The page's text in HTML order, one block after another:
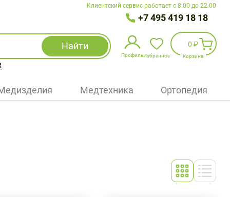
Клиентский сервис работает с 8.00 до 22.00
+7 495 419 18 18
Найти
Профиль
Избранное
Войти
Избранное
0 ₽
Корзина
Медтехника Ортопедия